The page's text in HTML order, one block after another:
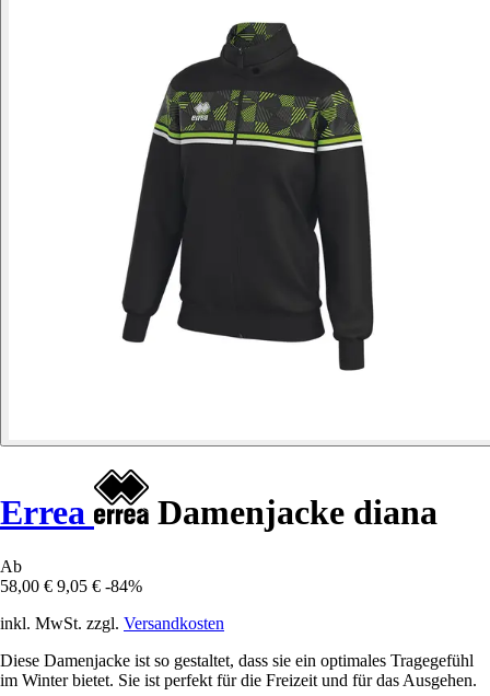
Errea Damenjacke diana
Ab
58,00 € 9,05 € -84%
inkl. MwSt. zzgl. Versandkosten
Diese Damenjacke ist so gestaltet, dass sie ein optimales Tragegefühl
im Winter bietet. Sie ist perfekt für die Freizeit und für das Ausgehen.